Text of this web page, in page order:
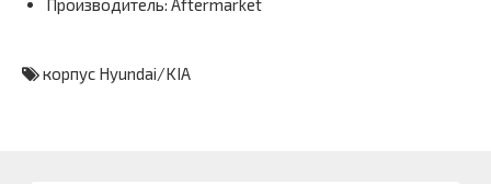
Производитель: Aftermarket
корпус Hyundai/KIA